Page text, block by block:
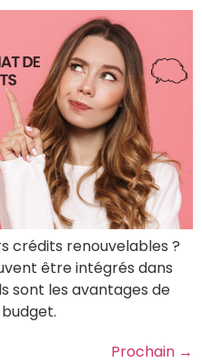
crédits renouvelables ?
être intégrés dans
sont les avantages de
Prochain →